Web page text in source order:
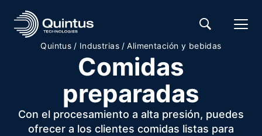
Quintus / Industrias / Alimentación y bebidas
Comidas
preparadas
Con el procesamiento a alta presión, puedes
ofrecer a los clientes comidas listas para